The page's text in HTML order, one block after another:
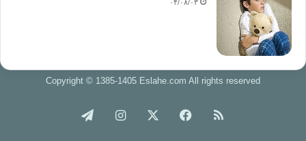
۰۴/۰۸/۰۳
Copyright © 1385-1405 Eslahe.com All rights reserved
خوراک فیس اینستاگرام